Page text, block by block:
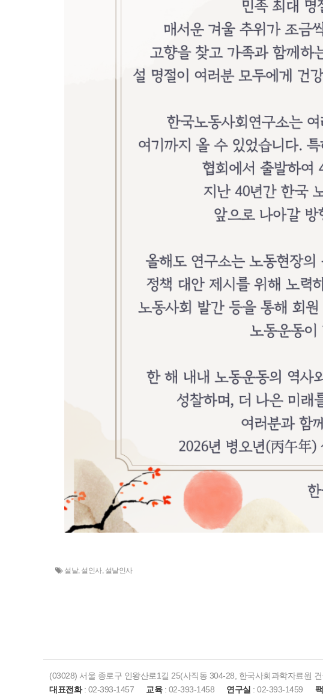
설날, 설인사, 설날인사
(03028) 서울 종로구 인왕산로1길 25(사직동 304-28, 한국사회과학자료원
대표전화: 02-393-1457 교육: 02-393-1458 연구실 : 02-393-1459